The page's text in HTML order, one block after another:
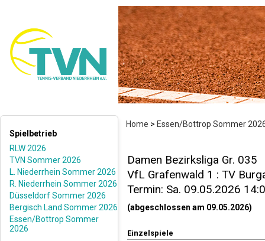
Home > Essen/Bottrop Sommer
Spielbetrieb
RLW 2026
TVN Sommer 2026
L. Niederrhein Sommer 2026
R. Niederrhein Sommer 2026
Düsseldorf Sommer 2026
Bergisch Land Sommer 2026
Essen/Bottrop Sommer
2026
Damen Bezirksliga Gr. 035
VfL Grafenwald 1 : TV
Termin: Sa. 09.05.2026
(abgeschlossen am 09.05.2026)
Einzelspiele